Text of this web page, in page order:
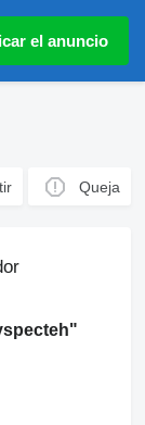
el anuncio
Queja